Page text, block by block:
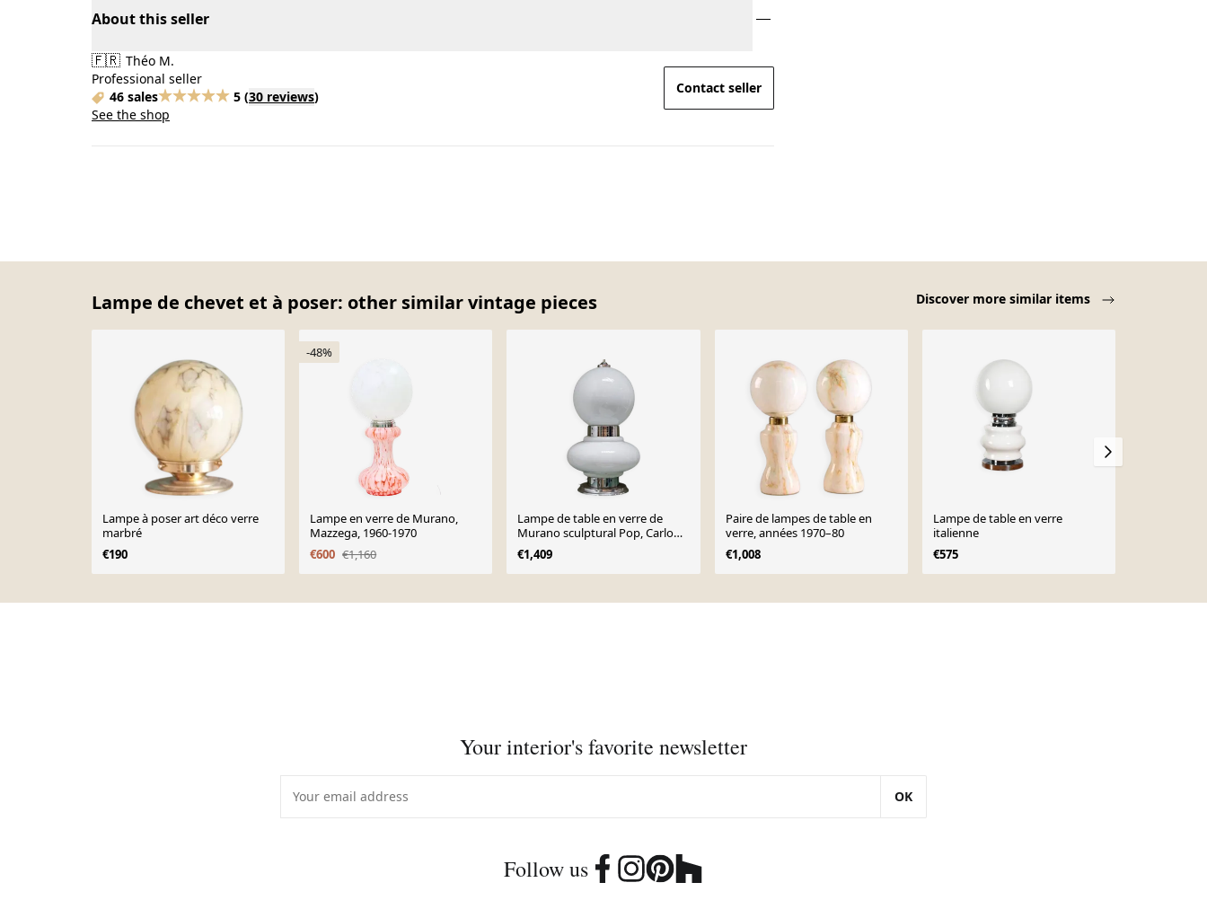
About this seller
🇫🇷 Théo M.
Professional seller
46 sales
5 (30 reviews)
See the shop
Contact seller
Lampe de chevet et à poser: other similar vintage pieces Discover more similar items
Lampe à poser art déco verre
marbré
€190
-48%
Lampe en verre de Murano,
Mazzega, 1960-1970
€600 €1,160
Lampe de table en verre de
Murano sculptural Pop, Carlo
Nason pour Mazzega, opaline
€1,409
Paire de lampes de table en
verre, années 1970–80
€1,008
Lampe de table en verre
italienne
€575
Your interior's favorite newsletter
OK
Follow us